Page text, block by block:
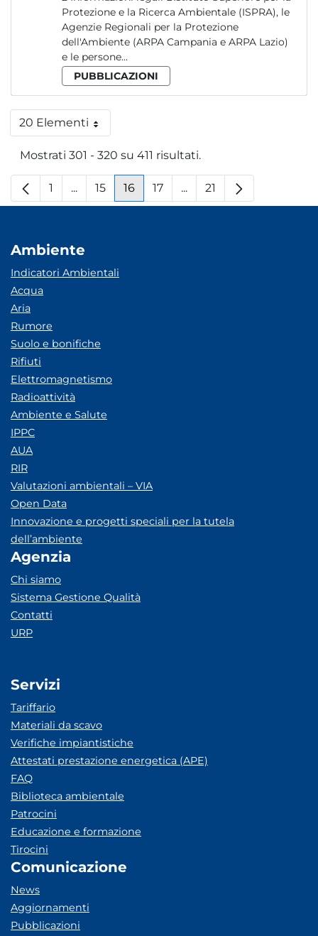
Protezione e la Ricerca Ambientale (ISPRA), le
Agenzie Regionali per la Protezione
dell'Ambiente (ARPA Campania e ARPA Lazio)
e le persone...
PUBBLICAZIONI
20 ElementiPer pagina
Mostrati 301 - 320 su 411 risultati.
Pagina
1 ...Pagine intermedie
Pagina
15 Pagina
16 Pagina
17 ...Pagine intermedie
Pagina
21
Ambiente
Indicatori Ambientali
Acqua
Aria
Rumore
Suolo e bonifiche
Rifiuti
Elettromagnetismo
Radioattività
Ambiente e Salute
IPPC
AUA
RIR
Valutazioni ambientali – VIA
Open Data
Innovazione e progetti speciali per la tutela
dell’ambiente
Agenzia
Chi siamo
Sistema Gestione Qualità
Contatti
URP
Servizi
Tariffario
Materiali da scavo
Verifiche impiantistiche
Attestati prestazione energetica (APE)
FAQ
Biblioteca ambientale
Patrocini
Educazione e formazione
Tirocini
Comunicazione
News
Aggiornamenti
Pubblicazioni